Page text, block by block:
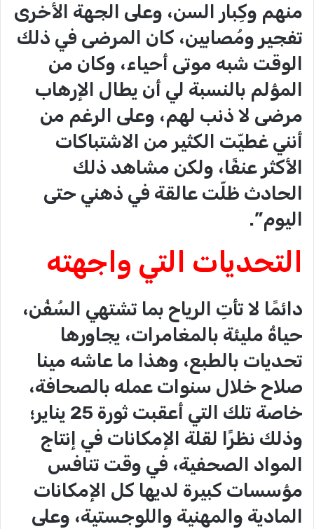
منهم وكِبار السن، وعلى الجهة الأخرى
تفجير ومُصابين، كان المرضى في ذلك
الوقت شبه موتى أحياء، وكان من
المؤلم بالنسبة لي أن يطال الإرهاب
مرضى لا ذنب لهم، وعلى الرغم من
أنني غطيّت الكثير من الاشتباكات
الأكثر عنفًا، ولكن مشاهد ذلك
الحادث ظلّت عالقة في ذهني حتى
اليوم”.
التحديات التي واجهته
دائمًا لا تأتِ الرياح بما تشتهي السُفُن،
حياةُ مليئة بالمغامرات، يجاورها
تحديات بالطبع، وهذا ما عاشه مينا
صلاح خلال سنوات عمله بالصحافة،
خاصة تلك التي أعقبت ثورة 25 يناير؛
وذلك نظرًا لقلة الإمكانات في إنتاج
المواد الصحفية، في وقت تنافس
مؤسسات كبيرة لديها كل الإمكانات
المادية والمهنية واللوجستية، وعلى